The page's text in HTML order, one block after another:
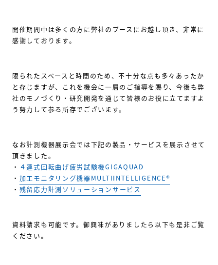
開催期間中は多くの方に弊社のブースにお越し頂き、非常に
感謝しております。
限られたスペースと時間のため、不十分な点も多々あったか
と存じますが、これを機会に一層のご指導を賜り、今後も弊
社のモノづくり・研究開発を通じて皆様のお役に立てますよ
う努力して参る所存でございます。
なお計測機器展示会では下記の製品・サービスを展示させて
頂きました。
・ ４連式回転曲げ疲労試験機GIGAQUAD
・ 加工モニタリング機器MULTIINTELLIGENCE®
・ 残留応力計測ソリューションサービス
資料請求も可能です。御興味がありましたら以下も是非ご覧
ください。